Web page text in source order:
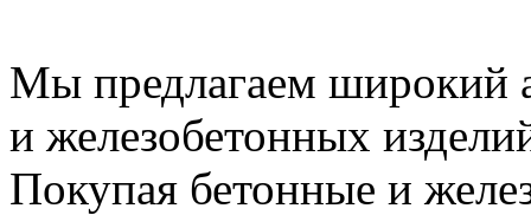
Мы предлагаем широкий
и железобетонных
Покупая бетонные и